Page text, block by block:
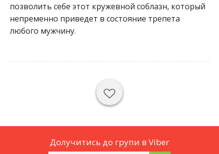
позволить себе этот кружевной соблазн, который
непременно приведет в состояние трепета
любого мужчину.
Долучитись до групи в Viber